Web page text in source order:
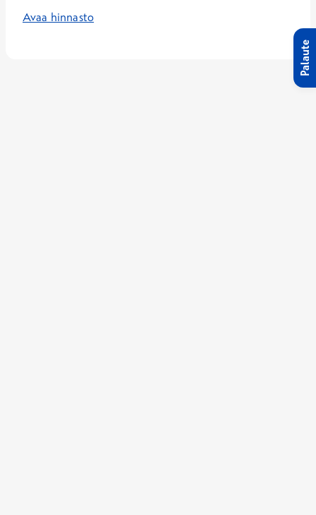
Avaa hinnasto
Palaute